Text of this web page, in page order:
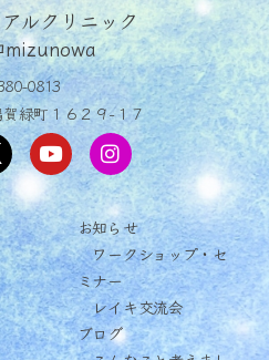
ルクリニック
0813
緑町１６２９−１７
お知らせ
ワークショップ・セ
ミナー
レイキ交流会
ブログ